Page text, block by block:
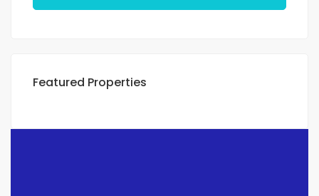
Featured Properties